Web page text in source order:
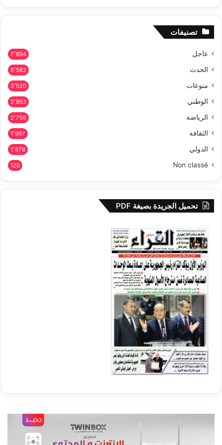
تصنيفات
عاجل 7٬894
الحدث 6٬582
منوعات 3٬520
الوطني 2٬953
الرياضة 2٬756
الثقافة 1٬997
الدولي 1٬878
Non classé
120
تحميل الجريدة بصيغة PDF